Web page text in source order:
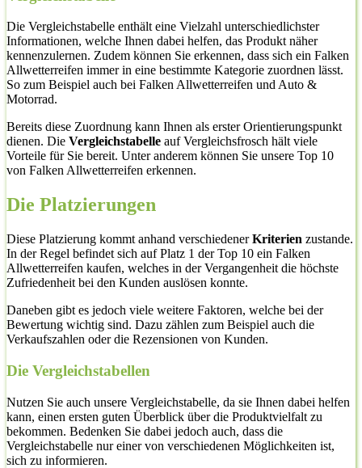
Die Vergleichstabelle enthält eine Vielzahl unterschiedlichster
Informationen, welche Ihnen dabei helfen, das Produkt näher
kennenzulernen. Zudem können Sie erkennen, dass sich ein Falken
Allwetterreifen immer in eine bestimmte Kategorie zuordnen lässt.
So zum Beispiel auch bei Falken Allwetterreifen und Auto &
Motorrad.
Bereits diese Zuordnung kann Ihnen als erster Orientierungspunkt
dienen. Die Vergleichstabelle auf Vergleichsfrosch hält viele
Vorteile für Sie bereit. Unter anderem können Sie unsere Top 10
von Falken Allwetterreifen erkennen.
Die Platzierungen
Diese Platzierung kommt anhand verschiedenerKriterien zustande.
In der Regel befindet sich auf Platz 1 der Top 10 ein Falken
Allwetterreifen kaufen, welches in der Vergangenheit die höchste
Zufriedenheit bei den Kunden auslösen konnte.
Daneben gibt es jedoch viele weitere Faktoren, welche bei der
Bewertung wichtig sind. Dazu zählen zum Beispiel auch die
Verkaufszahlen oder die Rezensionen von Kunden.
Die Vergleichstabellen
Nutzen Sie auch unsere Vergleichstabelle, da sie Ihnen dabei helfen
kann, einen ersten guten Überblick über die Produktvielfalt zu
bekommen. Bedenken Sie dabei jedoch auch, dass die
Vergleichstabelle nur einer von verschiedenen Möglichkeiten ist,
sich zu informieren.